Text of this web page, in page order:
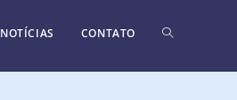
NOTÍCIAS CONTATO